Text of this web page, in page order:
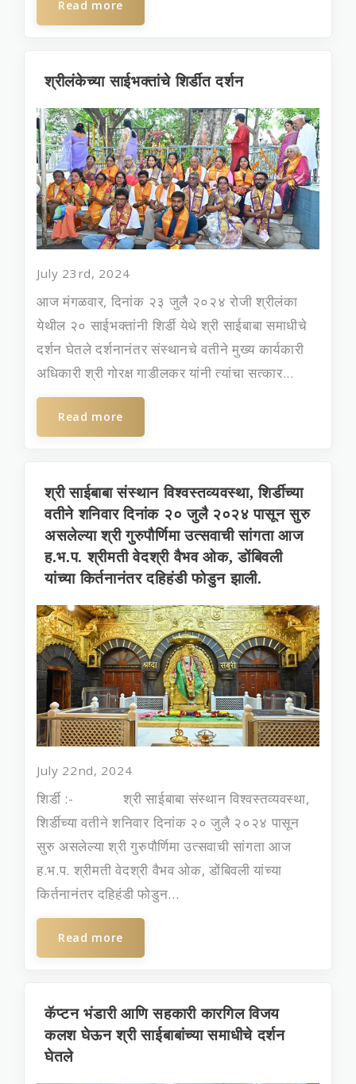
Read more
श्रीलंकेच्या साईभक्तांचे शिर्डीत दर्शन
July 23rd, 2024
आज मंग‍ळवार, दिनांक २३ जुलै २०२४ रोजी श्रीलंका
येथील २० साईभक्‍तांनी शि‍र्डी येथे श्री साईबाबा समाधीचे
दर्शन घेतले दर्शनानंतर संस्‍थानचे वतीने मुख्‍य कार्यकारी
अधिकारी श्री गोरक्ष गाडीलकर यांनी त्‍यांचा सत्‍कार...
Read more
श्री साईबाबा संस्थान विश्वस्तव्यवस्था, शिर्डीच्या
वतीने शनिवार दिनांक २० जुलै २०२४ पासून सुरु
असलेल्‍या श्री गुरुपौर्णिमा उत्‍सवाची सांगता आज
ह.भ.प. श्रीमती वेदश्री वैभव ओक, डोंबिवली
यांच्‍या किर्तनानंतर दहिहंडी फोडुन झाली.
July 22nd, 2024
शिर्डी :- श्री साईबाबा संस्थान विश्वस्तव्यवस्था,
शिर्डीच्या वतीने शनिवार दिनांक २० जुलै २०२४ पासून
सुरु असलेल्‍या श्री गुरुपौर्णिमा उत्‍सवाची सांगता आज
ह.भ.प. श्रीमती वेदश्री वैभव ओक, डोंबिवली यांच्‍या
किर्तनानंतर दहिहंडी फोडुन...
Read more
कॅप्टन भंडारी आणि सहकारी कारगिल विजय
कलश घेऊन श्री साईबाबांच्या समाधीचे दर्शन
घेतले